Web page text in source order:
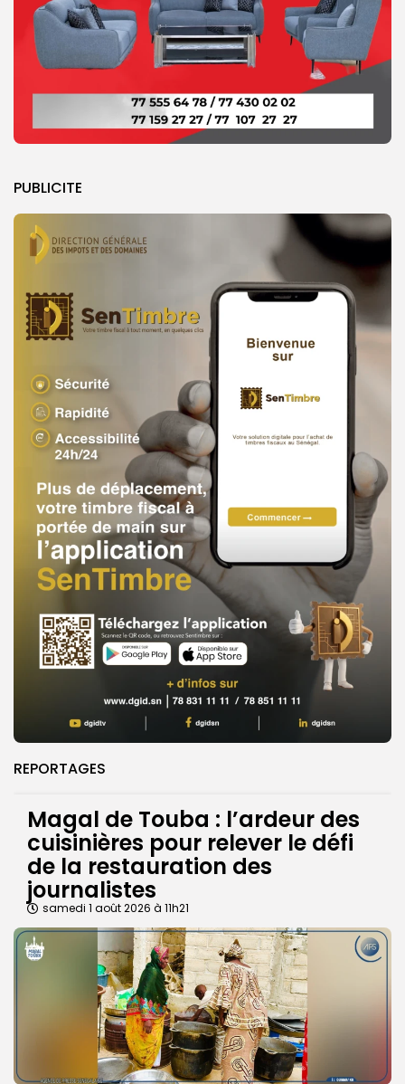
PUBLICITE
REPORTAGES
Magal de Touba : l’ardeur des
cuisinières pour relever le défi
de la restauration des
journalistes
samedi 1 août 2026 à 11h21